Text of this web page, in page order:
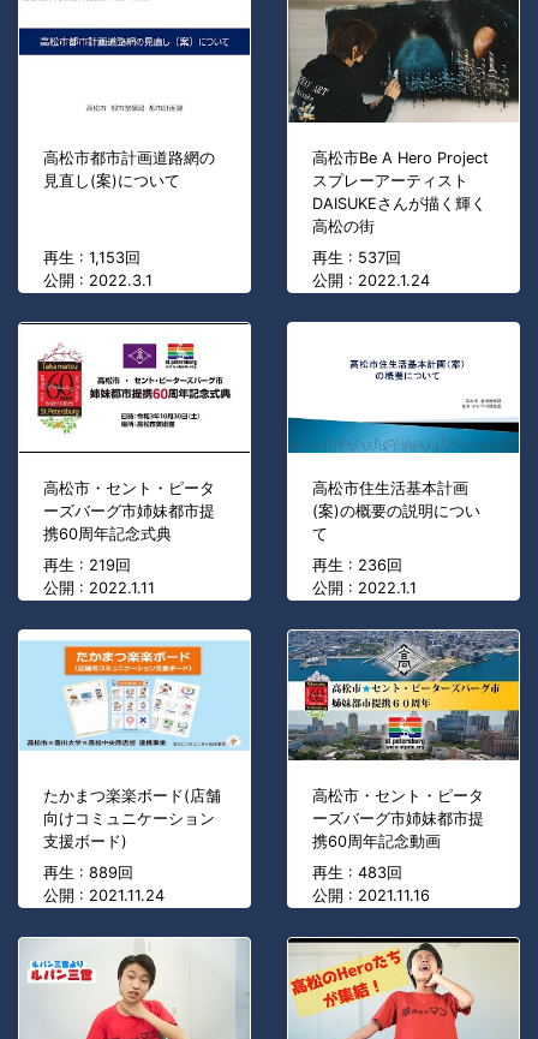
高松市都市計画道路網の
見直し(案)について
再生 : 1,153回
公開 : 2022.3.1
高松市Be A Hero Project
スプレーアーティスト
DAISUKEさんが描く輝く
高松の街
再生 : 537回
公開 : 2022.1.24
高松市・セント・ピータ
ーズバーグ市姉妹都市提
携60周年記念式典
再生 : 219回
公開 : 2022.1.11
高松市住生活基本計画
(案)の概要の説明につい
て
再生 : 236回
公開 : 2022.1.1
たかまつ楽楽ボード(店舗
向けコミュニケーション
支援ボード)
再生 : 889回
公開 : 2021.11.24
高松市・セント・ピータ
ーズバーグ市姉妹都市提
携60周年記念動画
再生 : 483回
公開 : 2021.11.16